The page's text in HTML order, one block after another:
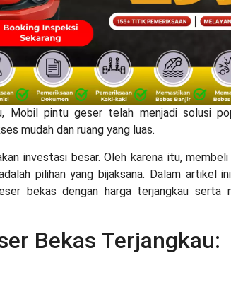
Mobil pintu geser telah menjadi solusi
mudah dan ruang yang luas.
investasi besar. Oleh karena itu,
pilihan yang bijaksana. Dalam artikel
bekas dengan harga terjangkau serta
Bekas Terjangkau: